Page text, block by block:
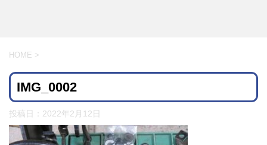
HOME >
IMG_0002
投稿日： 2022年2月12日